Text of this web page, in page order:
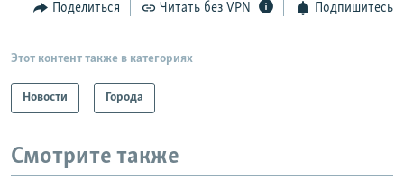
Поделиться Читать без VPN Подпишитесь
Этот контент также в категориях
Новости Города
Смотрите также